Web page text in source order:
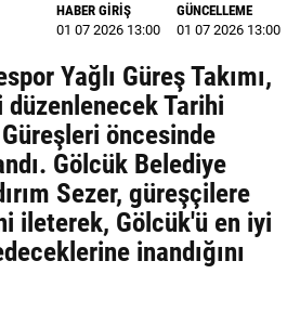
HABER GİRİŞ
01 07 2026 13:00
GÜNCELLEME
01 07 2026 13:00
Yağlı Güreş Takımı,
düzenlenecek Tarihi
Güreşleri öncesinde
Gölcük Belediye
Sezer, güreşçilere
ileterek, Gölcük'ü en iyi
inandığını